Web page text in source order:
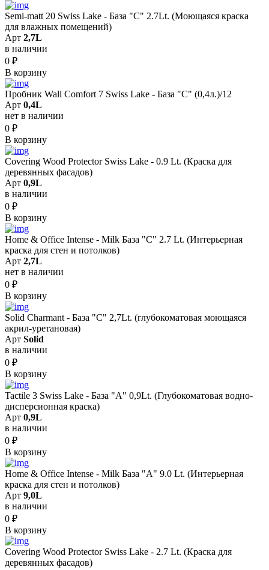
Semi-matt 20 Swiss Lake - База "C" 2.7Lt. (Моющаяся краска
для влажных помещений)
Арт 2,7L
в наличии
0 ₽
В корзину
Пробник Wall Comfort 7 Swiss Lake - База "С" (0,4л.)/12
Арт 0,4L
нет в наличии
0 ₽
В корзину
Covering Wood Protector Swiss Lake - 0.9 Lt. (Краска для
деревянных фасадов)
Арт 0,9L
в наличии
0 ₽
В корзину
Home & Office Intense - Milk База "C" 2.7 Lt. (Интерьерная
краска для стен и потолков)
Арт 2,7L
нет в наличии
0 ₽
В корзину
Solid Сharmant - База "С" 2,7Lt. (глубокоматовая моющаяся
акрил-уретановая)
Арт Solid
в наличии
0 ₽
В корзину
Tactile 3 Swiss Lake - База "A" 0,9Lt. (Глубокоматовая водно-
дисперсионная краска)
Арт 0,9L
в наличии
0 ₽
В корзину
Home & Office Intense - Milk База "A" 9.0 Lt. (Интерьерная
краска для стен и потолков)
Арт 9,0L
в наличии
0 ₽
В корзину
Covering Wood Protector Swiss Lake - 2.7 Lt. (Краска для
деревянных фасадов)